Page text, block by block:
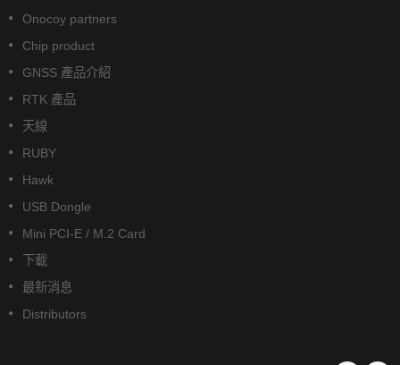
Onocoy partners
Chip product
GNSS 產品介紹
RTK 產品
天線
RUBY
Hawk
USB Dongle
Mini PCI-E / M.2 Card
下載
最新消息
Distributors